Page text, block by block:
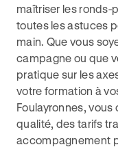
maîtriser les ronds-
toutes les astuces
main. Que vous
campagne ou que
pratique sur les
votre formation à
Foulayronnes,
qualité, des tarifs
accompagnement